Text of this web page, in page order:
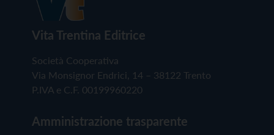
Vita Trentina Editrice
Società Cooperativa
Via Monsignor Endrici, 14 – 38122 Trento
P.IVA e C.F. 00199960220
Amministrazione trasparente